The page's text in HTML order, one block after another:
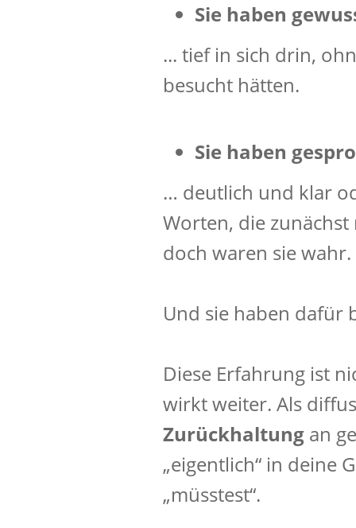
Sie haben
... tief in sich drin,
besucht hätten.
Sie haben
… deutlich und klar
Worten, die
doch waren sie wahr.
Und sie haben dafür
Diese Erfahrung ist
wirkt weiter. Als
Zurückhaltung an
„eigentlich“ in deine
„müsstest“.